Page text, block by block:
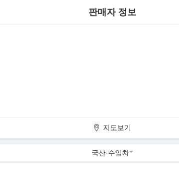
판매자 정보
지도보기